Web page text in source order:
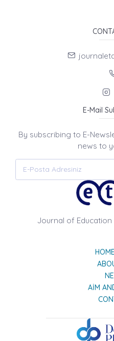
E-Mail
By subscribing to E-
news to
Journal of
AIM